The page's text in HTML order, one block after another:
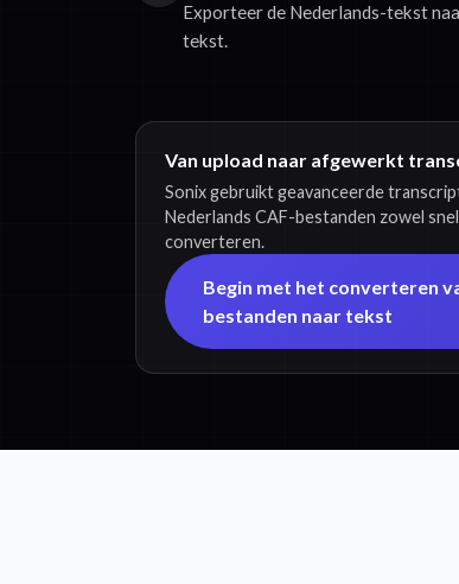
Exporteer de Nederlands-tekst
tekst.
Van upload naar afgewerkt
Sonix gebruikt geavanceerde
Nederlands CAF-bestanden zowel
converteren.
Begin met het converteren
bestanden naar tekst